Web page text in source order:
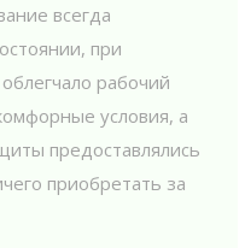
всегда
при
рабочий
условия, а
предоставлялись
приобретать за